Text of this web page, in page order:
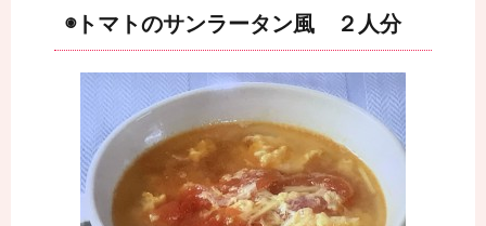
◉トマトのサンラータン風 ２人分